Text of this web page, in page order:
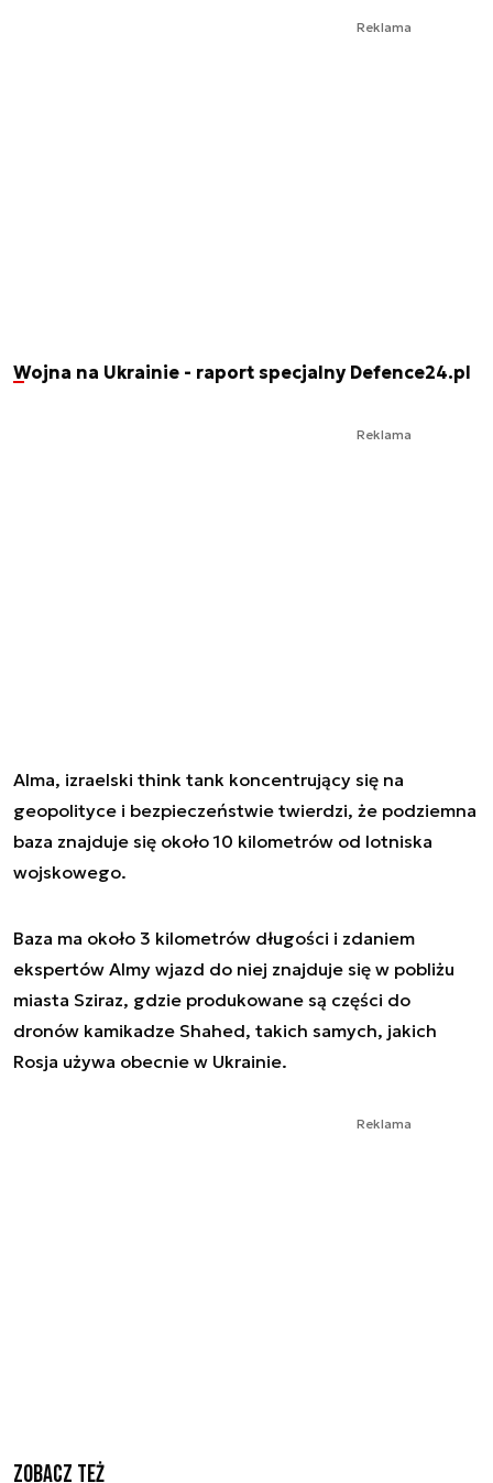
Reklama
Wojna na Ukrainie - raport specjalny Defence24.pl
Reklama
Alma, izraelski think tank koncentrujący się na
geopolityce i bezpieczeństwie twierdzi, że podziemna
baza znajduje się około 10 kilometrów od lotniska
wojskowego.
Baza ma około 3 kilometrów długości i zdaniem
ekspertów Almy wjazd do niej znajduje się w pobliżu
miasta Sziraz, gdzie produkowane są części do
dronów kamikadze Shahed, takich samych, jakich
Rosja używa obecnie w Ukrainie.
Reklama
Zobacz też